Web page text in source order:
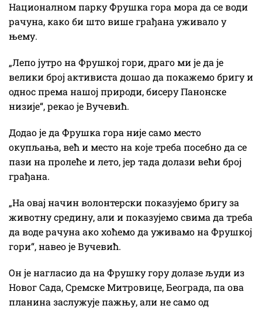
Националном парку Фрушка гора мора да се води
рачуна, како би што више грађана уживало у
њему.
„Лепо јутро на Фрушкој гори, драго ми је да је
велики број активиста дошао да покажемо бригу и
однос према нашој природи, бисеру Панонске
низије“, рекао је Вучевић.
Додао је да Фрушка гора није само место
окупљања, већ и место на које треба посебно да се
пази на пролеће и лето, јер тада долази већи број
грађана.
„На овај начин волонтерски показујемо бригу за
животну средину, али и показујемо свима да треба
да воде рачуна ако хоћемо да уживамо на Фрушкој
гори“, навео је Вучевић.
Он је нагласио да на Фрушку гору долазе људи из
Новог Сада, Сремске Митровице, Београда, па ова
планина заслужује пажњу, али не само од